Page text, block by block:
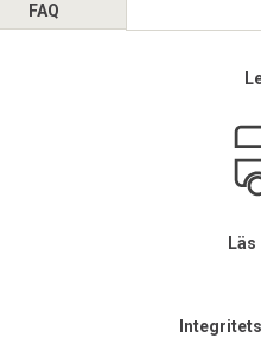
FAQ